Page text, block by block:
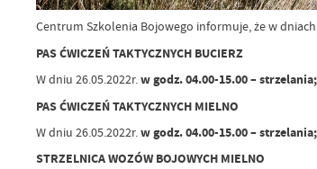
Centrum Szkolenia Bojowego informuje, że w dniach
PAS ĆWICZEŃ TAKTYCZNYCH BUCIERZ
W dniu 26.05.2022r.w godz. 04.00-15.00 –strzelania;
PAS ĆWICZEŃ TAKTYCZNYCH MIELNO
W dniu 26.05.2022r.w godz. 04.00-15.00 –strzelania;
STRZELNICA WOZÓW BOJOWYCH MIELNO